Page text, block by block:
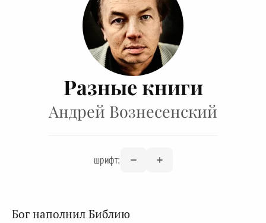
Разные книги
Андрей Вознесенский
шрифт:
Бог наполнил Библию